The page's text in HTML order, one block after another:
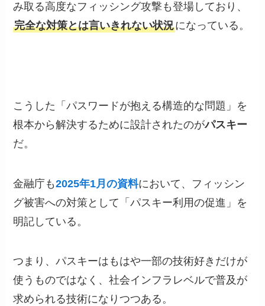
み取る高度なフィッシング攻撃も登場しており、
完全な対策とは言いきれない状況になっている。
こうした「パスワードが抱える構造的な問題」を
根本から解決するために設計されたのがパスキー
だ。
金融庁も2025年1月の資料において、フィッシン
グ被害への対策として「パスキー利用の促進」を
明記している。
つまり、パスキーはもはや一部の技術好きだけが
使うものではなく、社会インフラレベルで普及が
求められる技術になりつつある。